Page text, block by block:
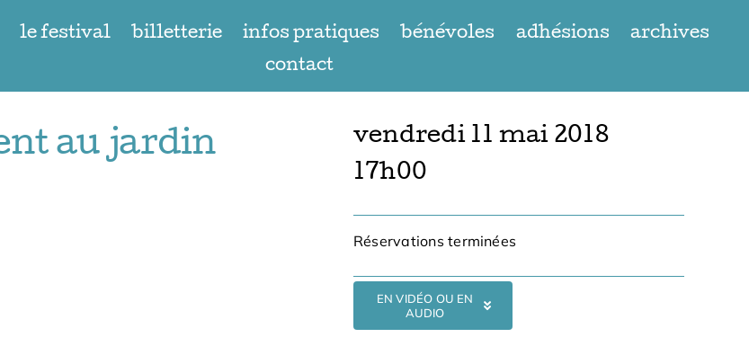
le festival billetterie infos pratiques bénévoles adhésions
archives
contact
au jardin
vendredi 11 mai 2018
17h00
Réservations terminées
EN VIDÉO OU EN
AUDIO